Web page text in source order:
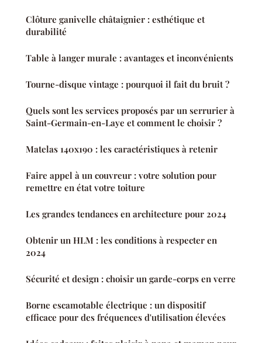
Clôture ganivelle châtaignier : esthétique et
durabilité
Table à langer murale : avantages et inconvénients
Tourne-disque vintage : pourquoi il fait du bruit ?
Quels sont les services proposés par un serrurier à
Saint-Germain-en-Laye et comment le choisir ?
Matelas 140x190 : les caractéristiques à retenir
Faire appel à un couvreur : votre solution pour
remettre en état votre toiture
Les grandes tendances en architecture pour 2024
Obtenir un HLM : les conditions à respecter en
2024
Sécurité et design : choisir un garde-corps en verre
Borne escamotable électrique : un dispositif
efficace pour des fréquences d'utilisation élevées